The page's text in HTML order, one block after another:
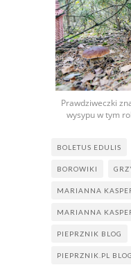
Prawdziweczki
wysypu w tym
BOLETUS EDULIS
BOROWIKI
MARIANNA
MARIANNA
PIEPRZNIK BLOG
PIEPRZNIK.PL BLOG